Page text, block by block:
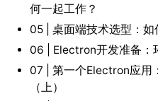
何一起工作？
05 | 桌面端技术选型：
06 | Electron开发准备：
07 | 第一个Electron应用
（上）